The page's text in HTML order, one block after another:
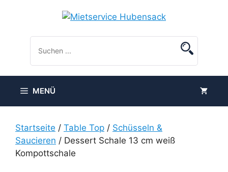
MENÜ
Startseite / Table Top / Schüsseln &
Saucieren / Dessert Schale 13 cm weiß
Kompottschale